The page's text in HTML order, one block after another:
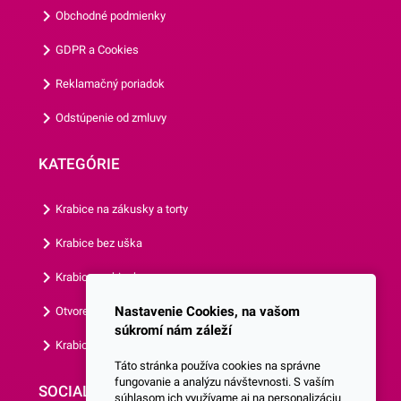
balenie obsahuje 8 kusov
prezrieť si aj ostatné párty
doplnky z našej ponuky.
Obchodné podmienky
GDPR a Cookies
Reklamačný poriadok
Odstúpenie od zmluvy
KATEGÓRIE
Krabice na zákusky a torty
Krabice bez uška
Krabice s okienkom
Otvorená krabica
Krabice s vlastným logom
SOCIALNE SIETE
Nastavenie Cookies, na vašom
súkromí nám záleží
Táto stránka používa cookies na správne
fungovanie a analýzu návštevnosti. S vaším
súhlasom ich využívame aj na personalizáciu